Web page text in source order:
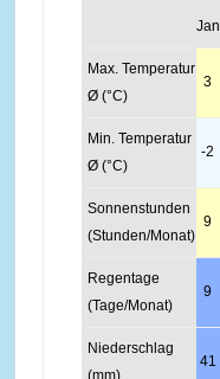
Jan
Max. Temperatur
Ø (°C)
3
Min. Temperatur
Ø (°C)
-2
Sonnenstunden
(Stunden/Monat)
9
Regentage
(Tage/Monat)
9
Niederschlag
(mm)
41